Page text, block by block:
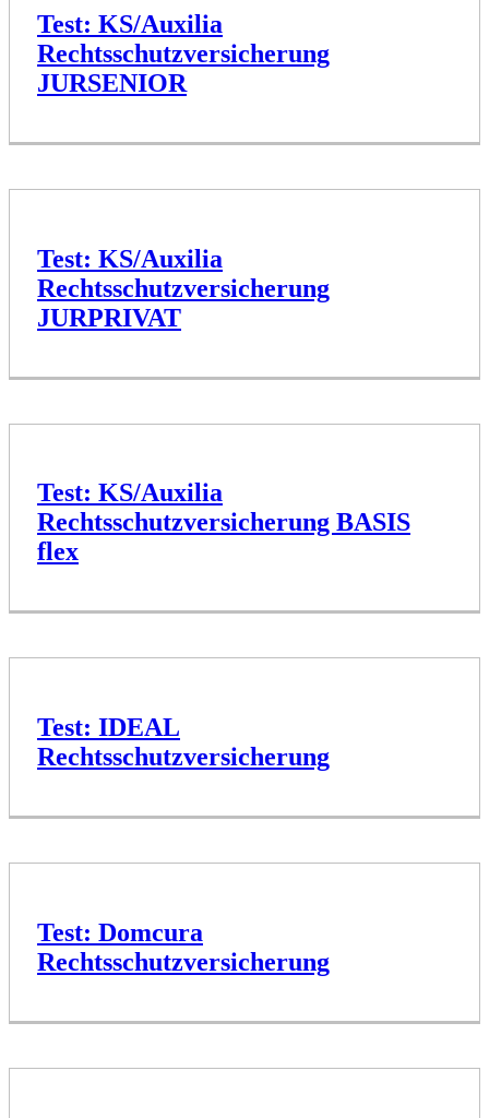
Test: KS/Auxilia
Rechtsschutzversicherung
JURSENIOR
Test: KS/Auxilia
Rechtsschutzversicherung
JURPRIVAT
Test: KS/Auxilia
Rechtsschutzversicherung BASIS
flex
Test: IDEAL
Rechtsschutzversicherung
Test: Domcura
Rechtsschutzversicherung